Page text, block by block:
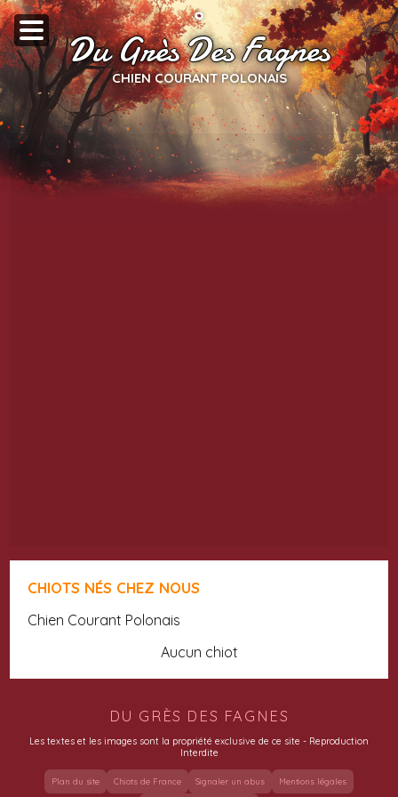
Du Grès Des Fagnes
CHIEN COURANT POLONAIS
CHIOTS NÉS CHEZ NOUS
Chien Courant Polonais
Aucun chiot
DU GRÈS DES FAGNES
Les textes et les images sont la propriété exclusive de ce site - Reproduction
Interdite
Plan du site Chiots de France Signaler un abus Mentions légales